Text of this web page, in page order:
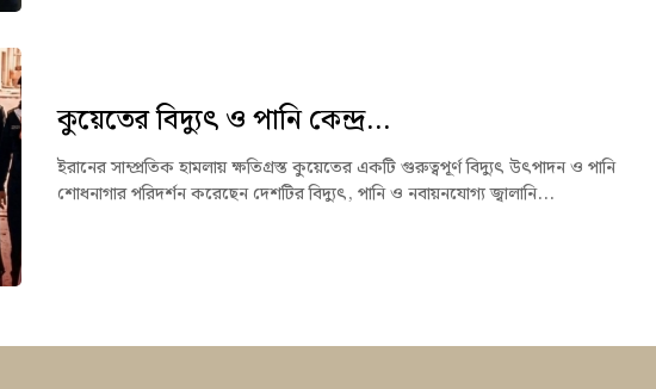
কুয়েতের বিদ্যুৎ ও পানি কেন্দ্র...
ইরানের সাম্প্রতিক হামলায় ক্ষতিগ্রস্ত কুয়েতের একটি গুরুত্বপূর্ণ বিদ্যুৎ উৎপাদন ও পানি
শোধনাগার পরিদর্শন করেছেন দেশটির বিদ্যুৎ, পানি ও নবায়নযোগ্য জ্বালানি...